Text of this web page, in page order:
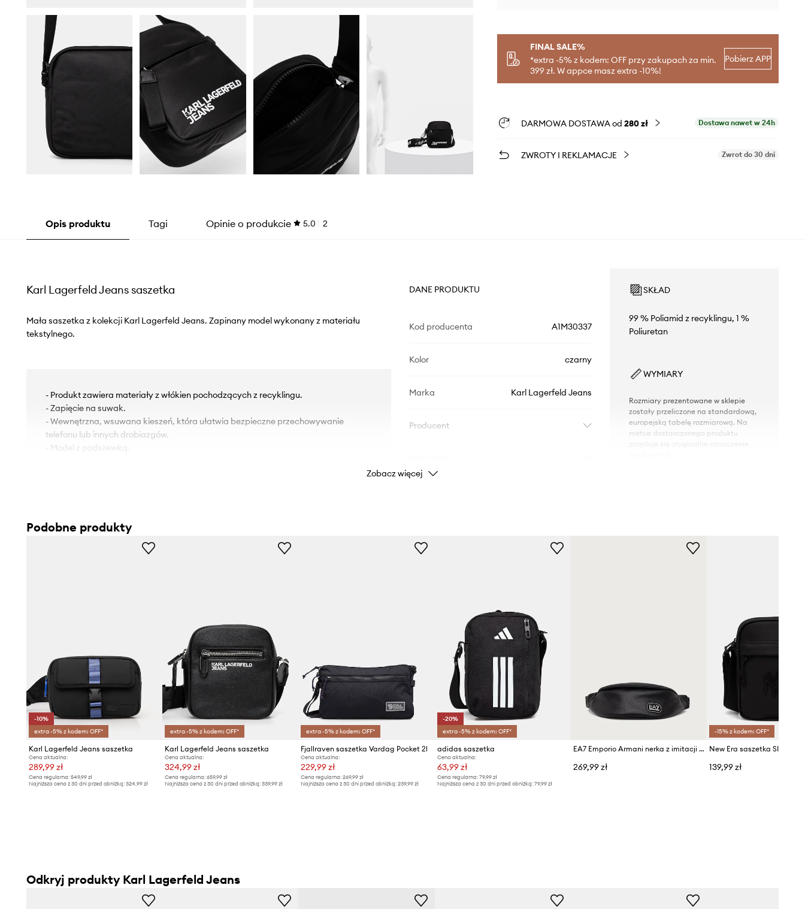
FINAL SALE%
*extra -5% z kodem: OFF przy zakupach za min.
399 zł. W appce masz extra -10%!
Pobierz APP
DARMOWA DOSTAWA od 280 zł Dostawa nawet w 24h
ZWROTY I REKLAMACJE Zwrot do 30 dni
Opis produktu Tagi Opinie o produkcie 5.0 2
Karl Lagerfeld Jeans saszetka
Mała saszetka z kolekcji Karl Lagerfeld Jeans. Zapinany model wykonany z materiału
tekstylnego.
- Produkt zawiera materiały z włókien pochodzących z recyklingu.
- Zapięcie na suwak.
- Wewnętrzna, wsuwana kieszeń, która ułatwia bezpieczne przechowywanie
telefonu lub innych drobiazgów.
- Model z podszewką.
- Szerokość u podstawy: 15 cm.
DANE PRODUKTU
Kod producenta A1M30337
Kolor czarny
Marka Karl Lagerfeld Jeans
Producent
SKŁAD
99 % Poliamid z recyklingu, 1 %
Poliuretan
WYMIARY
Rozmiary prezentowane w sklepie
zostały przeliczone na standardową,
europejską tabelę rozmiarową. Na
metce dostarczonego produktu
Zobacz więcej
Podobne produkty
-10%
extra -5% z kodem: OFF*
Karl Lagerfeld Jeans saszetka
Cena aktualna:
289,99 zł
Cena regularna: 549,99 zł
Najniższa cena z 30 dni przed obniżką: 324,99 zł
extra -5% z kodem: OFF*
Karl Lagerfeld Jeans saszetka
Cena aktualna:
324,99 zł
Cena regularna:659,99 zł
Najniższa cena z 30 dni przed obniżką:339,99 zł
extra -5% z kodem: OFF*
Fjallraven saszetka Vardag Pocket 2l
Cena aktualna:
229,99 zł
Cena regularna: 269,99 zł
Najniższa cena z 30 dni przed obniżką: 239,99 zł
-20%
extra -5% z kodem: OFF*
adidas saszetka
Cena aktualna:
63,99 zł
Cena regularna: 79,99 zł
Najniższa cena z 30 dni przed obniżką: 79,99 zł
EA7 Emporio Armani nerka z imitacji skóry
269,99 zł
-15% z kodem: OFF*
New Era saszetka SIDE
139,99 zł
Odkryj produkty Karl Lagerfeld Jeans